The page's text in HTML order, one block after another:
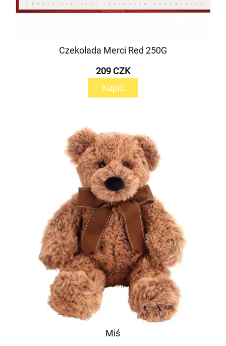
Czekolada Merci Red 250G
209 CZK
Kupić
Miś